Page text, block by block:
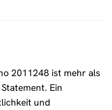
2011248 ist mehr als
Ein
und